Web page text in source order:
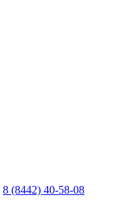
8 (8442) 40-58-08